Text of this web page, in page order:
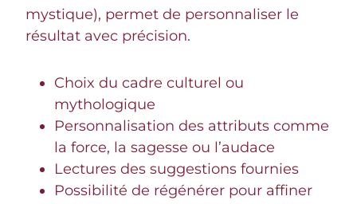
mystique), permet de personnaliser le
résultat avec précision.
Choix du cadre culturel ou
mythologique
Personnalisation des attributs comme
la force, la sagesse ou l’audace
Lectures des suggestions fournies
Possibilité de régénérer pour affiner